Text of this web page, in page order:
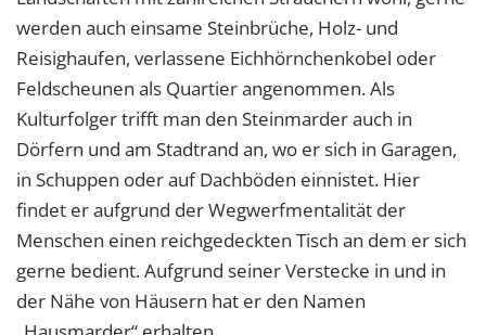
werden auch einsame Steinbrüche, Holz- und
Reisighaufen, verlassene Eichhörnchenkobel oder
Feldscheunen als Quartier angenommen. Als
Kulturfolger trifft man den Steinmarder auch in
Dörfern und am Stadtrand an, wo er sich in Garagen,
in Schuppen oder auf Dachböden einnistet. Hier
findet er aufgrund der Wegwerfmentalität der
Menschen einen reichgedeckten Tisch an dem er sich
gerne bedient. Aufgrund seiner Verstecke in und in
der Nähe von Häusern hat er den Namen